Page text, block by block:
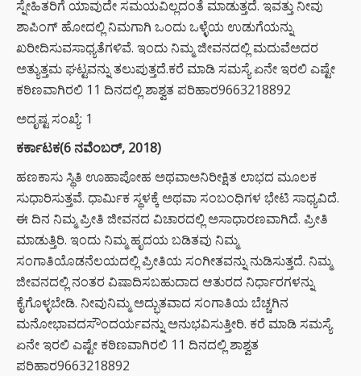
ಸ್ನೇಹಿತರಿಗೆ ಯಾವುದೇ ಸಮಯವಿಲ್ಲದಂತೆ ಮಾಡುತ್ತದೆ. ಇವತ್ತು ನೀವು
ಶಾಪಿಂಗ್ ಹೋದಲ್ಲಿ ನಿಮಗಾಗಿ ಒಂದು ಒಳ್ಳೆಯ ಉಡುಗೆಯನ್ನು
ಖರೀದಿಸುವಸಾಧ್ಯತೆಗಳಿವೆ. ಇಂದು ನಿಮ್ಮ ಜೀವನದಲ್ಲಿ ಮದುವೆಅದರ
ಅತ್ಯುತ್ತಮ ಘಟ್ಟವನ್ನು ತಲುಪುತ್ತದೆ.ಕರೆ ಮಾಡಿ ಸಮಸ್ಯೆ ಏನೇ ಇರಲಿ ಎಷ್ಟೇ
ಕಠಿಣವಾಗಿರಲಿ 11 ದಿನದಲ್ಲಿ ಶಾಶ್ವತ ಪರಿಹಾರ9663218892
ಅದೃಷ್ಟ ಸಂಖ್ಯೆ: 1
ಕರ್ಕಾಟಕ(6 ನವೆಂಬರ್, 2018)
ಹಣಕಾಸು ಸ್ಥಿತಿ ಊಹಾಪೋಹ ಅಥವಾಅನಿರೀಕ್ಷಿತ ಲಾಭದ ಮೂಲಕ
ಸುಧಾರಿಸುತ್ತವೆ. ಧಾರ್ಮಿಕ ಸ್ಥಳಕ್ಕೆ ಅಥವಾ ಸಂಬಂಧಿಗಳ ಭೇಟಿ ಸಾಧ್ಯವಿದೆ.
ಈ ದಿನ ನಿಮ್ಮ ಪ್ರೀತಿ ಜೀವನದ ವಿಚಾರದಲ್ಲಿ ಅಸಾಧಾರಣವಾಗಿದೆ. ಪ್ರೀತಿ
ಮಾಡುತ್ತಿರಿ. ಇಂದು ನಿಮ್ಮ ಹೃದಯ ಬಡಿತವು ನಿಮ್ಮ
ಸಂಗಾತಿಯೊಡನೆಲಯದಲ್ಲಿ ಪ್ರೀತಿಯ ಸಂಗೀತವನ್ನು ನುಡಿಸುತ್ತದೆ. ನಿಮ್ಮ
ಜೀವನದಲ್ಲಿ ನಂತರ ವಿಷಾದಿಸಬಹುದಾದ ಆತುರದ ನಿರ್ಧಾರಗಳನ್ನು
ಕೈಗೊಳ್ಳಬೇಡಿ. ನೀವುನಿಮ್ಮ ಅದ್ಭುತವಾದ ಸಂಗಾತಿಯ ಬೆಚ್ಚಗಿನ
ಮನೋಭಾವದಸೌಂದರ್ಯವನ್ನು ಅನುಭವಿಸುತ್ತೀರಿ. ಕರೆ ಮಾಡಿ ಸಮಸ್ಯೆ
ಏನೇ ಇರಲಿ ಎಷ್ಟೇ ಕಠಿಣವಾಗಿರಲಿ 11 ದಿನದಲ್ಲಿ ಶಾಶ್ವತ
ಪರಿಹಾರ9663218892